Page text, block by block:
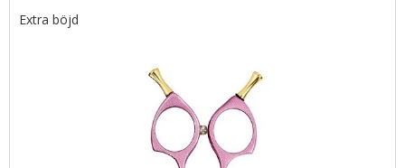
Extra böjd